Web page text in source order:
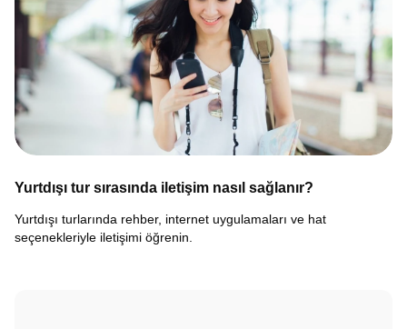
Yurtdışı tur sırasında iletişim nasıl sağlanır?
Yurtdışı turlarında rehber, internet uygulamaları ve hat
seçenekleriyle iletişimi öğrenin.